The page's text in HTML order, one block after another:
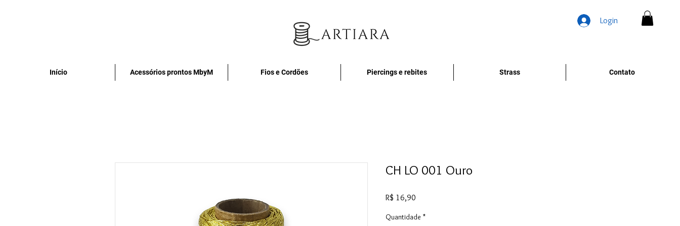
Login
Início Acessórios prontos MbyM Fios e Cordões Piercings e rebites Strass Contato
CH LO 001 Ouro
R$ 16,90
Quantidade *